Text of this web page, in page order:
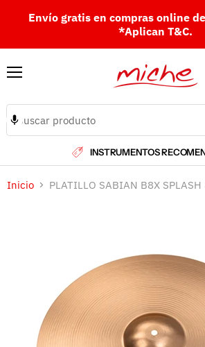
Envío gratis en compras online
*Aplican T&C.
INSTRUMENTOS
Inicio PLATILLO SABIAN B8X SPLASH